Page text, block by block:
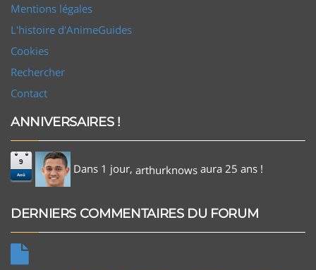
Mentions légales
L'histoire d'AnimeGuides
Cookies
Rechercher
Contact
ANNIVERSAIRES !
9
Aoû Dans 1 jour, arthurknows aura 25 ans !
DERNIERS COMMENTAIRES DU FORUM